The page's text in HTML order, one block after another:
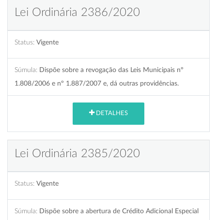
Lei Ordinária 2386/2020
Status: Vigente
Súmula: Dispõe sobre a revogação das Leis Municipais nº
1.808/2006 e nº 1.887/2007 e, dá outras providências.
DETALHES
Lei Ordinária 2385/2020
Status: Vigente
Súmula: Dispõe sobre a abertura de Crédito Adicional Especial